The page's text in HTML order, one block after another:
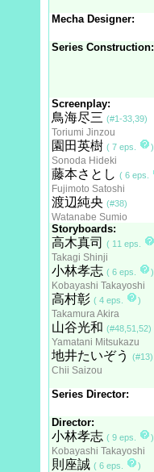
Mecha Designer:
Series Construction:
Screenplay:
鳥海尽三 (#1-33,39)
Toriumi Jinzou
園田英樹 ( 7 eps. )
Sonoda Hideki
藤本さとし ( 6 eps.
Fujimoto Satoshi
渡辺純央 (#38)
Watanabe Sumio
Storyboards:
高木真司 ( 11 eps.
Takagi Shinji
小林孝志 ( 6 eps. )
Kobayashi Takayoshi
高村彰 ( 4 eps. )
Takamura Akira
山谷光和 (#48,51,52)
Yamatani Mitsukazu
地井たいぞう (#13)
Chii Saizou
Series Director:
Director:
小林孝志 ( 9 eps. )
Kobayashi Takayoshi
則座誠 ( 6 eps. )